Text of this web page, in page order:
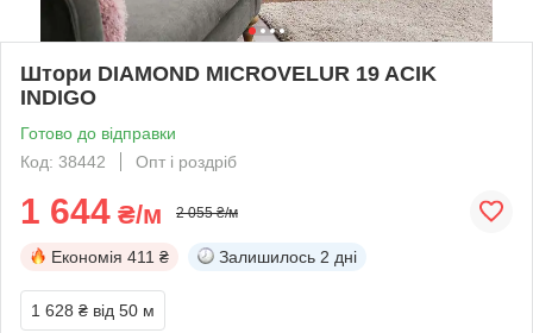
Штори DIAMOND MICROVELUR 19 ACIK
INDIGO
Готово до відправки
Код: 38442
Опт і роздріб
1 644 ₴/м 2 055 ₴/м
Економія 411 ₴ Залишилось 2 дні
1 628 ₴ від 50 м